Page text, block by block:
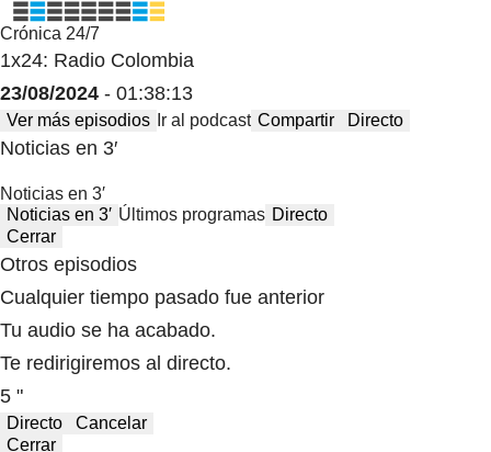
Crónica 24/7
1x24: Radio Colombia
23/08/2024 - 01:38:13
Ver más episodios Ir al podcast Compartir Directo
Noticias en 3′
Noticias en 3′
Noticias en 3′ Últimos programas Directo
Cerrar
Otros episodios
Cualquier tiempo pasado fue anterior
Tu audio se ha acabado.
Te redirigiremos al directo.
5 "
Directo
Cancelar
Cerrar